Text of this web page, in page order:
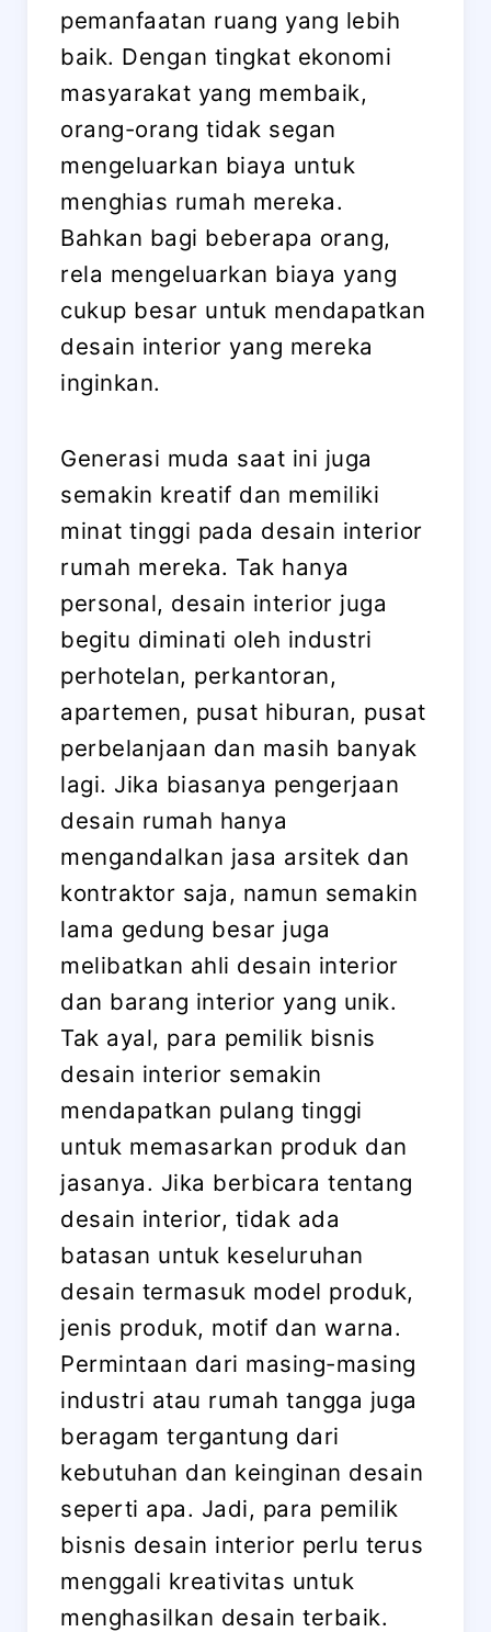
pemanfaatan ruang yang lebih
baik. Dengan tingkat ekonomi
masyarakat yang membaik,
orang-orang tidak segan
mengeluarkan biaya untuk
menghias rumah mereka.
Bahkan bagi beberapa orang,
rela mengeluarkan biaya yang
cukup besar untuk mendapatkan
desain interior yang mereka
inginkan.
Generasi muda saat ini juga
semakin kreatif dan memiliki
minat tinggi pada desain interior
rumah mereka. Tak hanya
personal, desain interior juga
begitu diminati oleh industri
perhotelan, perkantoran,
apartemen, pusat hiburan, pusat
perbelanjaan dan masih banyak
lagi. Jika biasanya pengerjaan
desain rumah hanya
mengandalkan jasa arsitek dan
kontraktor saja, namun semakin
lama gedung besar juga
melibatkan ahli desain interior
dan barang interior yang unik.
Tak ayal, para pemilik bisnis
desain interior semakin
mendapatkan pulang tinggi
untuk memasarkan produk dan
jasanya. Jika berbicara tentang
desain interior, tidak ada
batasan untuk keseluruhan
desain termasuk model produk,
jenis produk, motif dan warna.
Permintaan dari masing-masing
industri atau rumah tangga juga
beragam tergantung dari
kebutuhan dan keinginan desain
seperti apa. Jadi, para pemilik
bisnis desain interior perlu terus
menggali kreativitas untuk
menghasilkan desain terbaik.